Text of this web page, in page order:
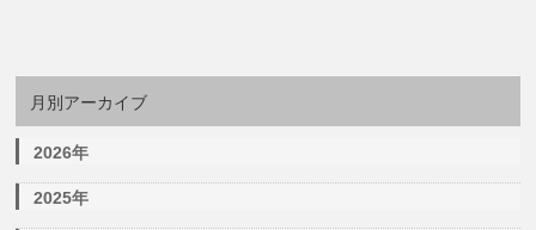
月別アーカイブ
2026年
2025年